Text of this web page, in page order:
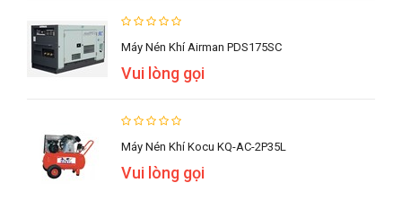
Máy Nén Khí Airman PDS175SC
Vui lòng gọi
Máy Nén Khí Kocu KQ-AC-2P35L
Vui lòng gọi